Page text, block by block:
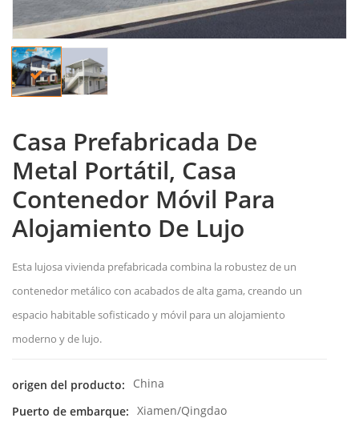
Casa Prefabricada De
Metal Portátil, Casa
Contenedor Móvil Para
Alojamiento De Lujo
Esta lujosa vivienda prefabricada combina la robustez de un
contenedor metálico con acabados de alta gama, creando un
espacio habitable sofisticado y móvil para un alojamiento
moderno y de lujo.
origen del producto:
China
Puerto de embarque: Xiamen/Qingdao